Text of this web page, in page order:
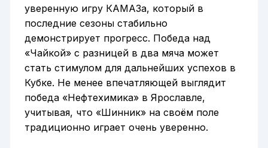
уверенную игру КАМАЗа, который в
последние сезоны стабильно
демонстрирует прогресс. Победа над
«Чайкой» с разницей в два мяча может
стать стимулом для дальнейших успехов в
Кубке. Не менее впечатляющей выглядит
победа «Нефтехимика» в Ярославле,
учитывая, что «Шинник» на своём поле
традиционно играет очень уверенно.